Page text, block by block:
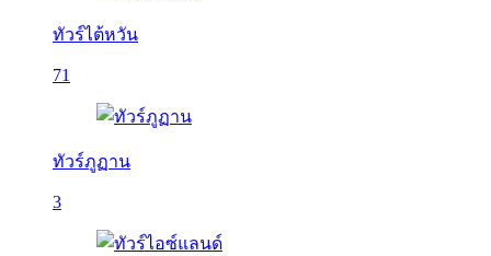
ทัวร์ไต้หวัน
71
ทัวร์ภูฏาน
3